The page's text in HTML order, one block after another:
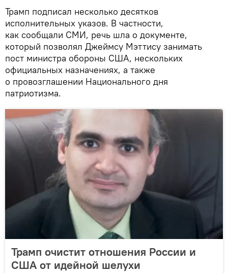
Трамп подписал несколько десятков
исполнительных указов. В частности,
как сообщали СМИ, речь шла о документе,
который позволял Джеймсу Мэттису занимать
пост министра обороны США, нескольких
официальных назначениях, а также
о провозглашении Национального дня
патриотизма.
Трамп очистит отношения России и
США от идейной шелухи